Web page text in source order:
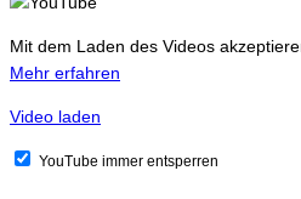
Mit dem Laden des Videos
Mehr erfahren
Video laden
YouTube immer entsperren